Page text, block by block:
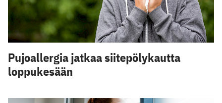
Pujoallergia jatkaa siitepölykautta
loppukesään